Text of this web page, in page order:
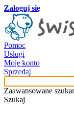
Zaloguj się
Pomoc
Usługi
Moje konto
Sprzedaj
Zaawansowane
Szukaj